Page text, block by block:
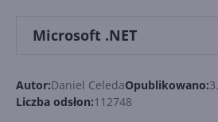
Microsoft .NET
Autor:Daniel CeledaOpublikowano:
Liczba odsłon:112748